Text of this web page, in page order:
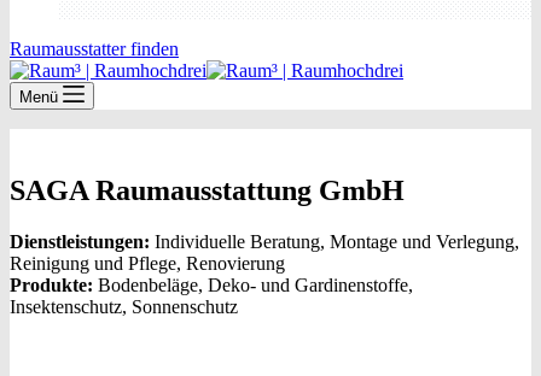
Raumausstatter finden
Menü
SAGA Raumausstattung GmbH
Dienstleistungen: Individuelle Beratung, Montage und Verlegung,
Reinigung und Pflege, Renovierung
Produkte: Bodenbeläge, Deko- und Gardinenstoffe,
Insektenschutz, Sonnenschutz